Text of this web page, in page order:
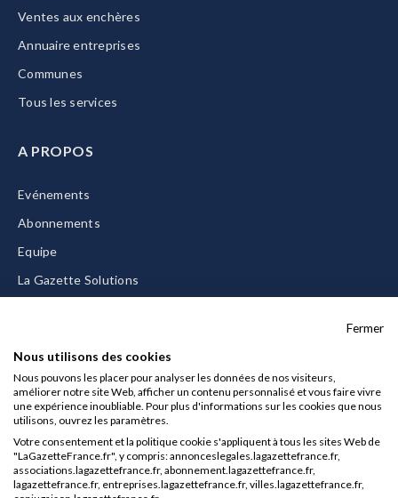
Ventes aux enchères
Annuaire entreprises
Communes
Tous les services
A PROPOS
Evénements
Abonnements
Equipe
La Gazette Solutions
Mentions légales
CGU/CGV
Données personnelles
Charte sur les cookies
Fermer
Nous utilisons des cookies
Nous pouvons les placer pour analyser les données de nos visiteurs,
améliorer notre site Web, afficher un contenu personnalisé et vous faire vivre
une expérience inoubliable. Pour plus d'informations sur les cookies que nous
utilisons, ouvrez les paramètres.
Votre consentement et la politique cookie s'appliquent à tous les sites Web de
"LaGazetteFrance.fr", y compris: annonceslegales.lagazettefrance.fr,
associations.lagazettefrance.fr, abonnement.lagazettefrance.fr,
lagazettefrance.fr, entreprises.lagazettefrance.fr, villes.lagazettefrance.fr,